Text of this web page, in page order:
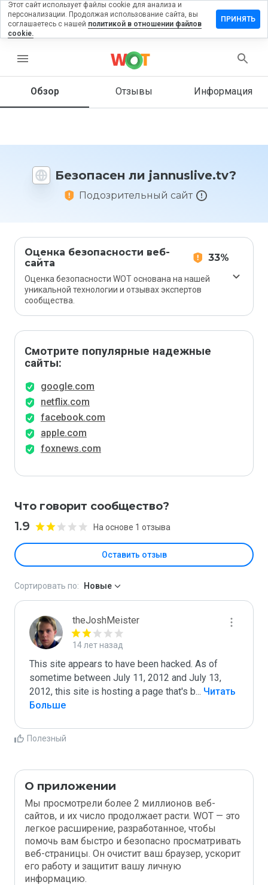
menu
Обзор Отзывы Информация
Безопасен ли jannuslive.tv?
Подозрительный сайт
Оценка безопасности веб-
сайта
33%
Оценка безопасности WOT основана на нашей
уникальной технологии и отзывах экспертов
сообщества.
Смотрите популярные надежные
сайты:
google.com
netflix.com
facebook.com
apple.com
foxnews.com
Что говорит сообщество?
1.9 На основе 1 отзыва
Оставить отзыв
на
Как бы
этот
1 до 5?
Сортировать по: Новые
theJoshMeister
14 лет назад
This site appears to have been hacked. As of
sometime between July 11, 2012 and July 13,
2012, this site is hosting a page that's b... Читать
Больше
Полезный
О приложении
Мы просмотрели более 2 миллионов веб-
сайтов, и их число продолжает расти. WOT — это
легкое расширение, разработанное, чтобы
помочь вам быстро и безопасно просматривать
веб-страницы. Он очистит ваш браузер, ускорит
его работу и защитит вашу личную
информацию.
Этот сайт использует файлы cookie для анализа и
персонализации. Продолжая использование сайта, вы
соглашаетесь с нашей политикой в отношении файлов
cookie.
ПРИНЯТЬ